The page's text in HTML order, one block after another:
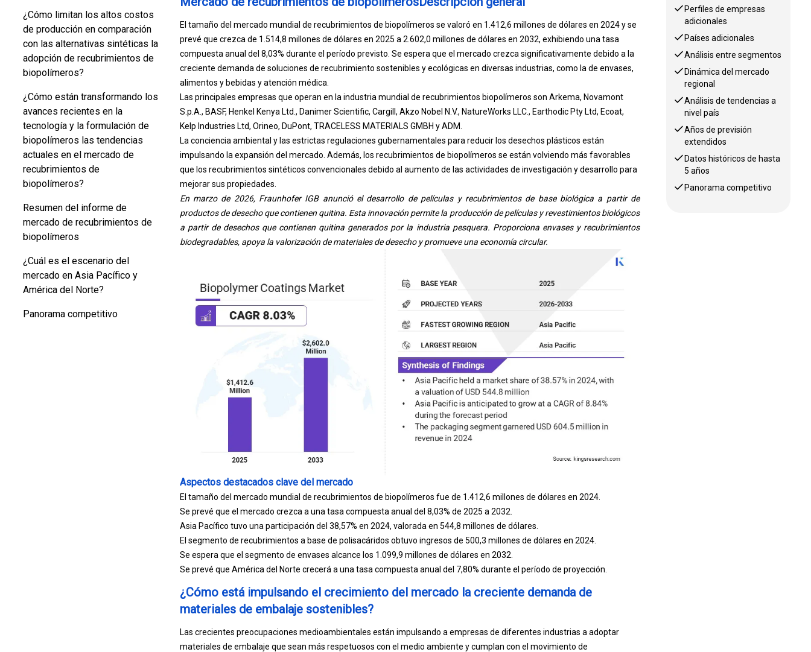
¿Cómo limitan los altos costos
de producción en comparación
con las alternativas sintéticas la
adopción de recubrimientos de
biopolímeros?
¿Cómo están transformando los
avances recientes en la
tecnología y la formulación de
biopolímeros las tendencias
actuales en el mercado de
recubrimientos de
biopolímeros?
Resumen del informe de
mercado de recubrimientos de
biopolímeros
¿Cuál es el escenario del
mercado en Asia Pacífico y
América del Norte?
Panorama competitivo
El tamaño del mercado mundial de recubrimientos de biopolímeros se valoró en 1.412,6 millones de dólares en 2024 y se
prevé que crezca de 1.514,8 millones de dólares en 2025 a 2.602,0 millones de dólares en 2032, exhibiendo una tasa
compuesta anual del 8,03% durante el período previsto. Se espera que el mercado crezca significativamente debido a la
creciente demanda de soluciones de recubrimiento sostenibles y ecológicas en diversas industrias, como la de envases,
alimentos y bebidas y atención médica.
Las principales empresas que operan en la industria mundial de recubrimientos biopolímeros son Arkema, Novamont
S.p.A., BASF, Henkel Kenya Ltd., Danimer Scientific, Cargill, Akzo Nobel N.V., NatureWorks LLC., Earthodic Pty Ltd, Ecoat,
Kelp Industries Ltd, Orineo, DuPont, TRACELESS MATERIALS GMBH y ADM.
La conciencia ambiental y las estrictas regulaciones gubernamentales para reducir los desechos plásticos están
impulsando la expansión del mercado. Además, los recubrimientos de biopolímeros se están volviendo más favorables
que los recubrimientos sintéticos convencionales debido al aumento de las actividades de investigación y desarrollo para
mejorar sus propiedades.
En marzo de 2026, Fraunhofer IGB anunció el desarrollo de películas y recubrimientos de base biológica a partir de
productos de desecho que contienen quitina. Esta innovación permite la producción de películas y revestimientos biológicos
a partir de desechos que contienen quitina generados por la industria pesquera. Proporciona envases y recubrimientos
biodegradables, apoya la valorización de materiales de desecho y promueve una economía circular.
Aspectos destacados clave del mercado
El tamaño del mercado mundial de recubrimientos de biopolímeros fue de 1.412,6 millones de dólares en 2024.
Se prevé que el mercado crezca a una tasa compuesta anual del 8,03% de 2025 a 2032.
Asia Pacífico tuvo una participación del 38,57% en 2024, valorada en 544,8 millones de dólares.
El segmento de recubrimientos a base de polisacáridos obtuvo ingresos de 500,3 millones de dólares en 2024.
Se espera que el segmento de envases alcance los 1.099,9 millones de dólares en 2032.
Se prevé que América del Norte crecerá a una tasa compuesta anual del 7,80% durante el período de proyección.
¿Cómo está impulsando el crecimiento del mercado la creciente demanda de
materiales de embalaje sostenibles?
Las crecientes preocupaciones medioambientales están impulsando a empresas de diferentes industrias a adoptar
materiales de embalaje que sean más respetuosos con el medio ambiente y cumplan con el movimiento de
Perfiles de empresas
adicionales
Países adicionales
Análisis entre segmentos
Dinámica del mercado
regional
Análisis de tendencias a
nivel país
Años de previsión
extendidos
Datos históricos de hasta
5 años
Panorama competitivo